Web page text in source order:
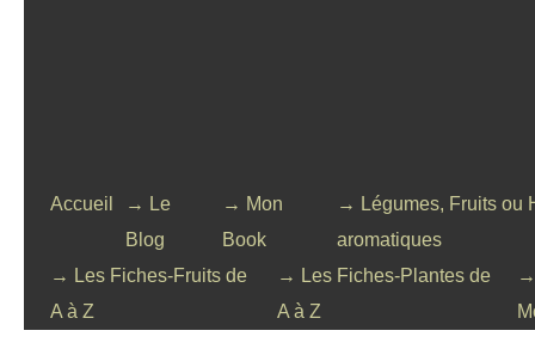
Accueil
→ Le
Blog
→ Mon
Book
→ Légumes, Fruits ou
aromatiques
→ Les Fiches-Fruits de
A à Z
→ Les Fiches-Plantes de
A à Z
→